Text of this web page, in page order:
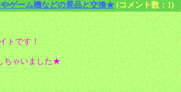
ゲーム機などの景品と交換★(コメント数：1)
トです！
ちゃいました★